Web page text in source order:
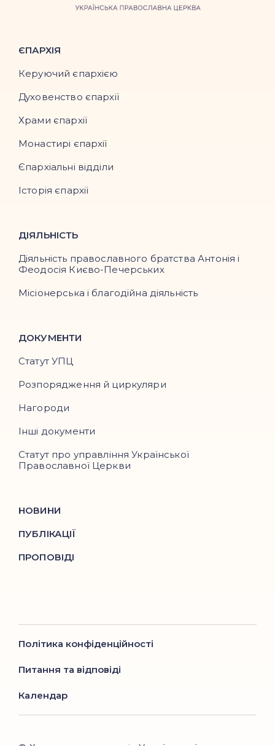
ЄПАРХІЯ
Керуючий єпархією
Духовенство єпархії
Храми єпархії
Монастирі єпархії
Єпархіальні відділи
Історія єпархії
ДІЯЛЬНІСТЬ
Діяльність православного братства Антонія і
Феодосія Києво-Печерських
Місіонерська і благодійна діяльність
ДОКУМЕНТИ
Статут УПЦ
Розпорядження й циркуляри
Нагороди
Інші документи
Статут про управління Української
Православної Церкви
НОВИНИ
ПУБЛІКАЦІЇ
ПРОПОВІДІ
Політика конфіденційності
Питання та відповіді
Календар